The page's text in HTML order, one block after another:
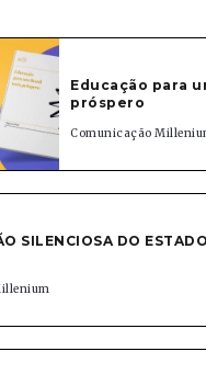
Educação para
próspero
Comunicação
SILENCIOSA DO